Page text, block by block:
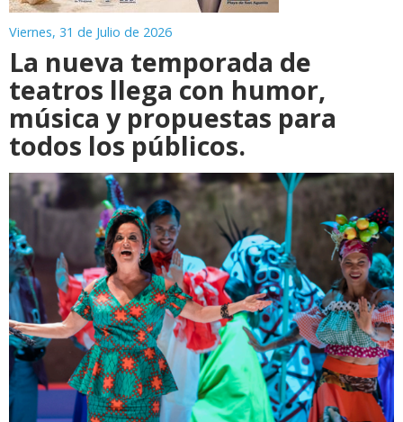
Viernes, 31 de Julio de 2026
La nueva temporada de
teatros llega con humor,
música y propuestas para
todos los públicos.